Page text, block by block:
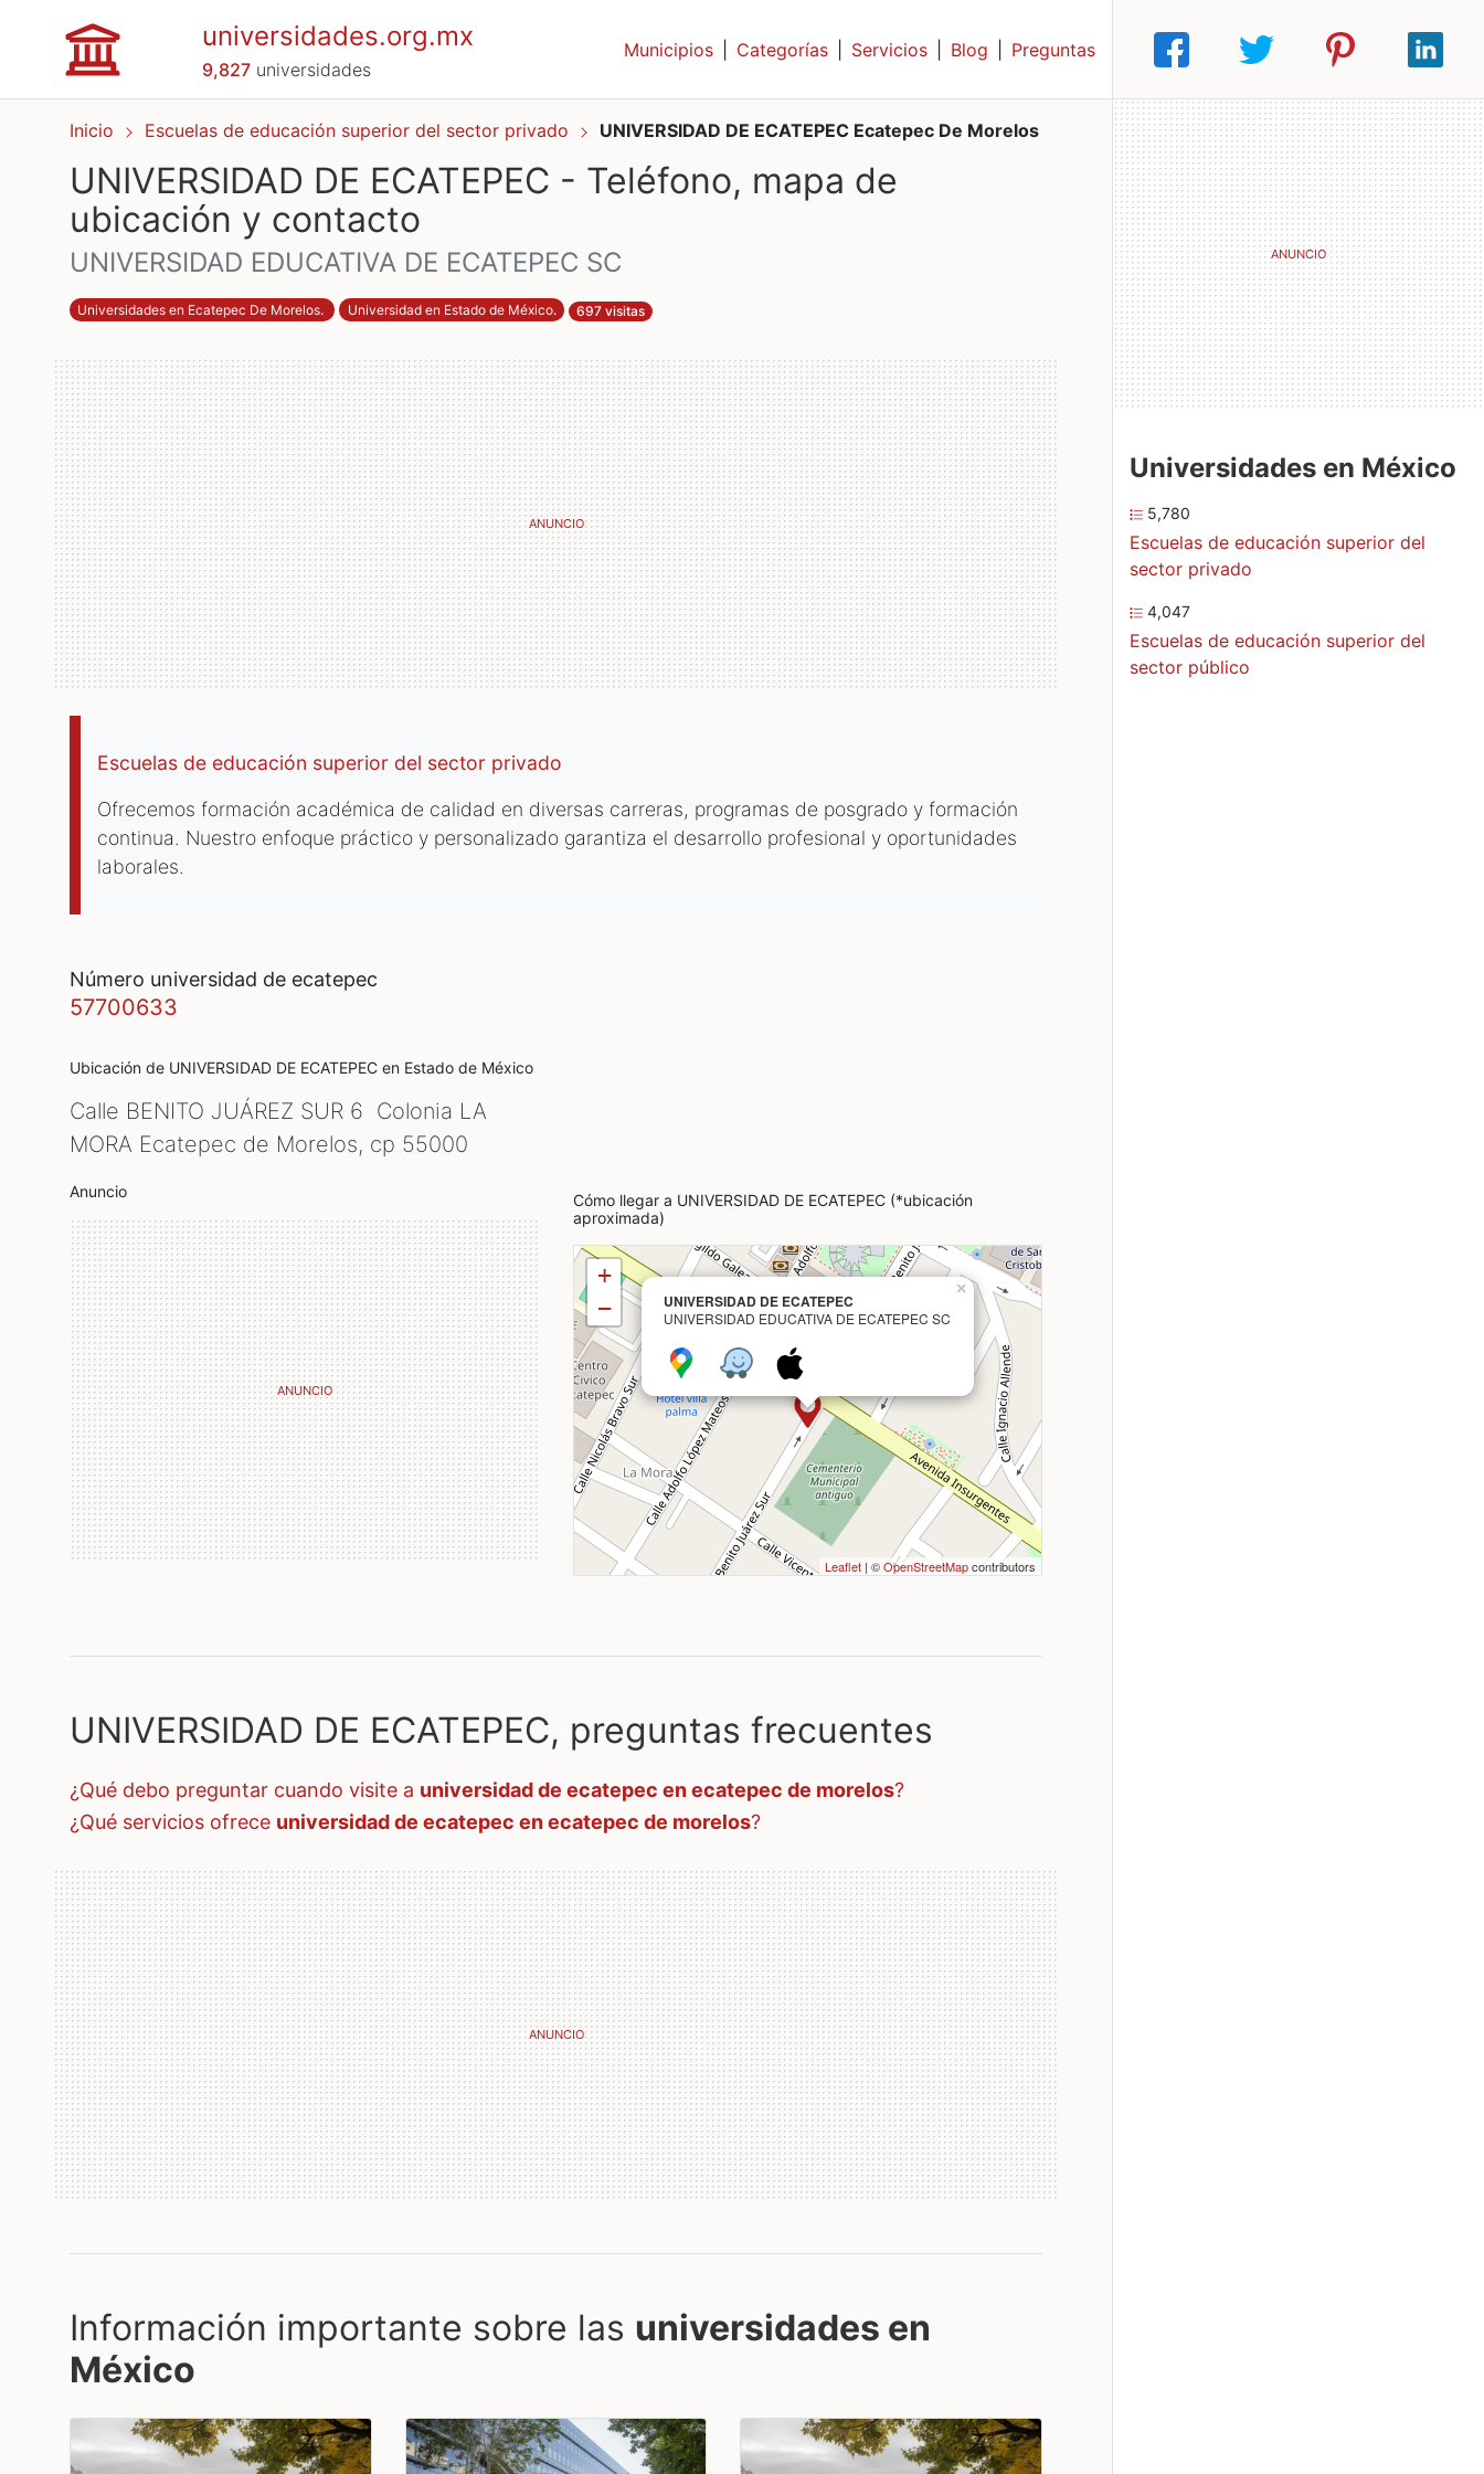
universidades.org.mx
9,827universidades
Municipios Categorías Servicios Blog Preguntas
Inicio Escuelas de educación superior del sector privado UNIVERSIDAD DE ECATEPEC Ecatepec De Morelos
UNIVERSIDAD DE ECATEPEC - Teléfono, mapa de
ubicación y contacto
UNIVERSIDAD EDUCATIVA DE ECATEPEC SC
Universidades en Ecatepec De Morelos. Universidad en Estado de México. 697 visitas
Escuelas de educación superior del sector privado
Ofrecemos formación académica de calidad en diversas carreras, programas de posgrado y formación
continua. Nuestro enfoque práctico y personalizado garantiza el desarrollo profesional y oportunidades
laborales.
número universidad de ecatepec
57700633
Ubicación de UNIVERSIDAD DE ECATEPEC en Estado de México
Calle BENITO JUÁREZ SUR 6 Colonia LA
MORA Ecatepec de Morelos, cp 55000
Anuncio
Cómo llegar a UNIVERSIDAD DE ECATEPEC (*ubicación
aproximada)
UNIVERSIDAD DE ECATEPEC
UNIVERSIDAD EDUCATIVA DE ECATEPEC SC
×
+
−
Leaflet | ©OpenStreetMapcontributors
UNIVERSIDAD DE ECATEPEC, preguntas frecuentes
¿qué debo preguntar cuando visite a universidad de ecatepec en ecatepec de morelos?
¿qué servicios ofrece universidad de ecatepec en ecatepec de morelos?
Información importante sobre las universidades en
México
Universidades en México
5,780
Escuelas de educación superior del
sector privado
4,047
Escuelas de educación superior del
sector público